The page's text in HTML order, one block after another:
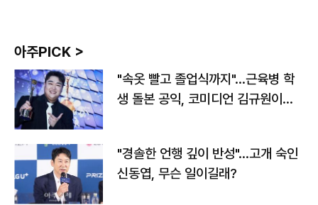
아주PICK >
"속옷 빨고 졸업식까지"…근육병 학
생 돌본 공익, 코미디언 김규원이었
"경솔한 언행 깊이 반성"…고개 숙인
신동엽, 무슨 일이길래?